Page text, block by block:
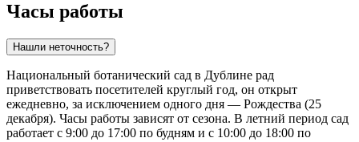
Часы работы
Нашли неточность?
Национальный ботанический сад в Дублине рад
приветствовать посетителей круглый год, он открыт
ежедневно, за исключением одного дня — Рождества (25
декабря). Часы работы зависят от сезона. В летний период сад
работает с 9:00 до 17:00 по будням и с 10:00 до 18:00 по